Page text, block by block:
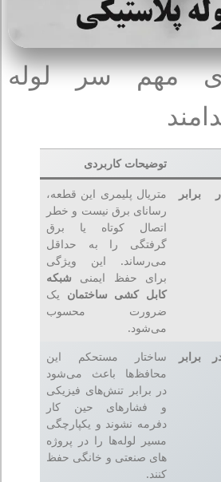
مهم سر لوله
توضیحات کاربردی
برابر
متریال پلیمری این قطعه،
رسانای برق نیست و خطر
اتصال کوتاه یا برق‌
گرفتگی را به حداقل
می‌رساند. این ویژگی
برای حفظ ایمنی شبکه
کابل‌ کشی ساختمان یک
ضرورت محسوب
می‌شود.
برابر
ساختار مستحکم این
محافظ‌ها باعث می‌شود
در برابر تنش‌های فیزیکی
و فشارهای حین کار
دفرمه نشوند و یکپارچگی
مسیر لوله‌ها را در پروژه‌
های صنعتی و خانگی حفظ
کنند.